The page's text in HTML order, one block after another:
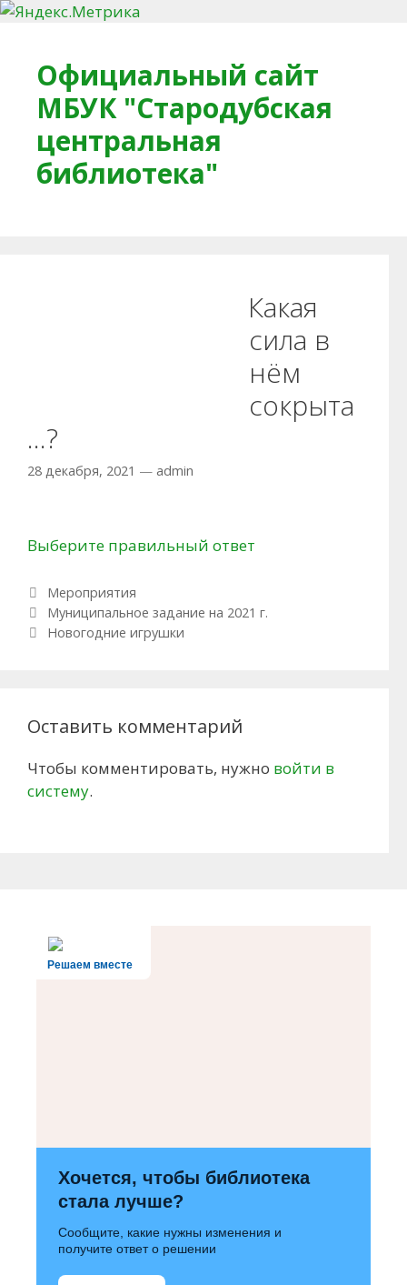
Официальный сайт
МБУК "Стародубская
центральная
библиотека"
Какая
сила в
нём
сокрыта
…?
28 декабря, 2021 — admin
Выберите правильный ответ
Рубрики
Мероприятия
Навигация по записям
Муниципальное задание на 2021 г.
Новогодние игрушки
Оставить комментарий
Чтобы комментировать, нужно войти в
систему.
Решаем вместе
Хочется, чтобы библиотека
стала лучше?
Сообщите, какие нужны изменения и
получите ответ о решении